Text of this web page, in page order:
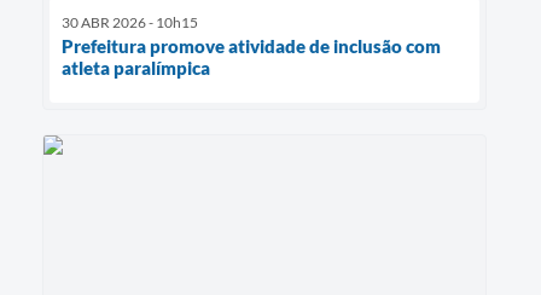
30 ABR 2026 - 10h15
Prefeitura promove atividade de inclusão com
atleta paralímpica